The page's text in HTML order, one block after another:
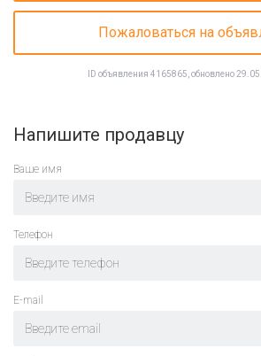
Пожаловаться на
ID объявления 4165865, обновлено
Напишите продавцу
Ваше имя
Телефон
E-mail